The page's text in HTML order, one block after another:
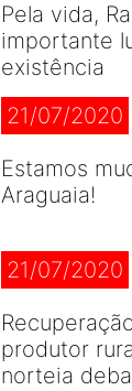
Pela vida,
importante
existência
21/07/2020
Estamos
Araguaia!
21/07/2020
produtor
norteia